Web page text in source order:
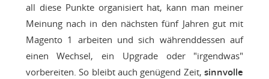
all diese Punkte organisiert hat, kann man meiner
Meinung nach in den nächsten fünf Jahren gut mit
Magento 1 arbeiten und sich währenddessen auf
einen Wechsel, ein Upgrade oder "irgendwas"
vorbereiten. So bleibt auch genügend Zeit,sinnvolle